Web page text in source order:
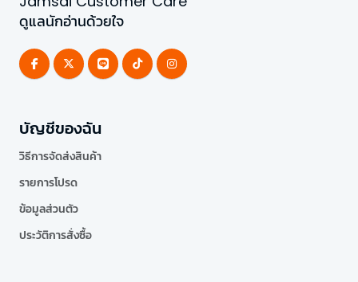
ดูแลนักอ่านด้วยใจ
บัญชีของฉัน
วิธีการจัดส่งสินค้า
รายการโปรด
ข้อมูลส่วนตัว
ประวัติการสั่งซื้อ